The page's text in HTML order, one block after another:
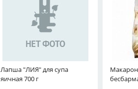
Лапша "ЛИЯ" для супа
яичная 700 г